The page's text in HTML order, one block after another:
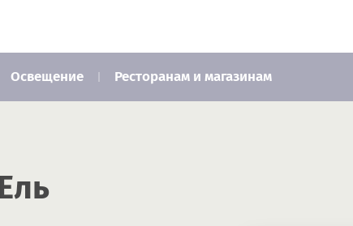
Освещение Ресторанам и магазинам